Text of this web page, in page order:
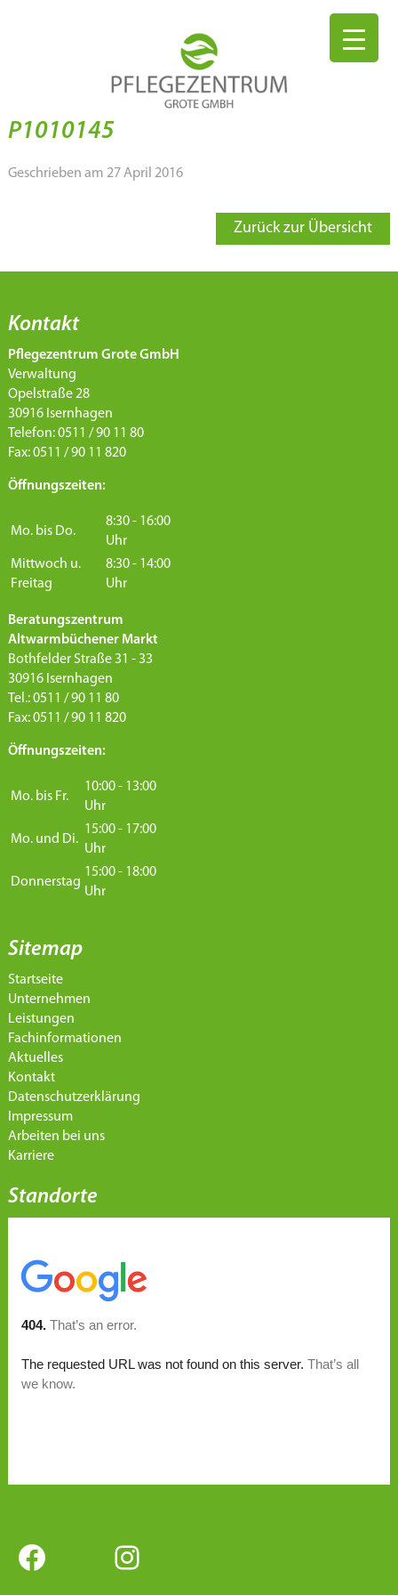
P1010145
Geschrieben am 27 April 2016
Zurück zur Übersicht
Kontakt
Pflegezentrum Grote GmbH
Verwaltung
Opelstraße 28
30916 Isernhagen
Telefon: 0511 / 90 11 80
Fax: 0511 / 90 11 820
Öffnungszeiten:
Mo. bis Do.
8:30 - 16:00
Uhr
Mittwoch u.
Freitag
8:30 - 14:00
Uhr
Beratungszentrum
Altwarmbüchener Markt
Bothfelder Straße 31 - 33
30916 Isernhagen
Tel.: 0511 / 90 11 80
Fax: 0511 / 90 11 820
Öffnungszeiten:
Mo. bis Fr.
10:00 - 13:00
Uhr
Mo. und Di.
15:00 - 17:00
Uhr
Donnerstag
15:00 - 18:00
Uhr
Sitemap
Startseite
Unternehmen
Leistungen
Fachinformationen
Aktuelles
Kontakt
Datenschutzerklärung
Impressum
Arbeiten bei uns
Karriere
Standorte
FacebookInstagram